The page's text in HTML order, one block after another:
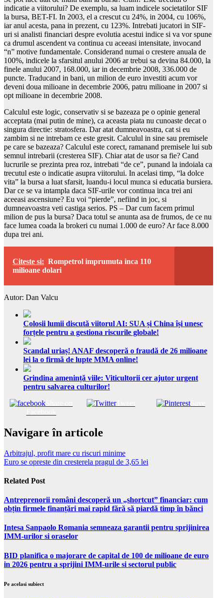
indicatie a viitorului? De exemplu, sa luam indicele societatilor SIF
la bursa, BET-FI. In 2003, el a crescut cu 24%, in 2004, cu 106%,
iar anul acesta, pana in prezent, cu 123%. Intrebati jucatori in SIF-
uri si analisti financiari despre evolutia acestui indice si va vor spune
ca drumul ascendent va continua cu aceeasi intensitate, invocand
“n” motive fundamentale. Considerand numai o crestere anuala de
100%, indicele la sfarsitul anului 2006 ar trebui sa devina 84.000, la
finele anului 2007, 168.000, iar in decembrie 2008, 336.000 de
puncte. Traducand in bani, un milion de euro investiti acum vor
deveni doua milioane in decembrie 2006, patru milioane in 2007 si
opt milioane in decembrie 2008.
Calculul este logic, conservativ si se bazeaza pe o opinie general
acceptata (mai putin de mine), ca aceasta piata nu cunoaste decat o
singura directie: stratosfera. Dar atat dumneavoastra, cat si eu
zambim si ne intrebam ce este gresit. Calculul in sine sau premisele
pe care se bazeaza? Calculul este corect, ramanand premisele lui sub
semnul intrebarii (cresterea SIF). Chiar atat de usor sa fie? Cand
lucrurile se prezinta prea roz, intrebati “de ce”, punand la indoiala ca
trecutul este o indicatie asupra viitorului. In acelasi timp, “la dolce
vita” la bursa a luat sfarsit, luandu-i locul munca si educatia bursiera.
Dar ce se va intampla daca SIF-urile vor continua inca trei ani
aceeasi ascensiune? Eu voi “pierde”, nefiind in joc, si
dumneavoastra veti castiga serios. PS – Dar cum facem primul
milion de pus la bursa? Daca totul se anunta asa de frumos, de ce nu
face lumea coada la brokeri cu numai 1.000 de euro? Ar face 8.000
dupa trei ani.
Citeste si: Rompetrol imprumuta inca 110
milioane dolari
Autor: Dan Valcu
Colosii lumii discută viitorul AI: SUA și China își unesc
forțele pentru a gestiona riscurile globale!
Scandal uriaș! ANAF descoperă o fraudă de 26 milioane
lei la o firmă de lupte MMA online!
Grindina amenință viile: Viticultorii cer ajutor urgent
pentru salvarea culturilor!
Tweet Save
Navigare în articole
Arbitrajul, profit mare cu riscuri minime
Euro se opreste din cresterela pragul de 3,65 lei
Related Post
Antreprenorii români descoperă un „shortcut” financiar: cum
obțin firmele finanțări mai rapid fără să piardă timp în bănci
Intesa Sanpaolo Romania semneaza garantii pentru sprijinirea
IMM-urilor si oraselor
BID planifica o majorare de capital de 100 de milioane de euro
in 2026 pentru a sprijini IMM-urile si sectorul public
Pe acelasi subiect